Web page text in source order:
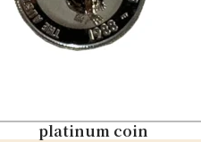
platinum coin